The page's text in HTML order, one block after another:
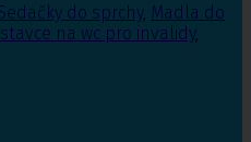
do sprchy, Madla do
na wc pro invalidy,